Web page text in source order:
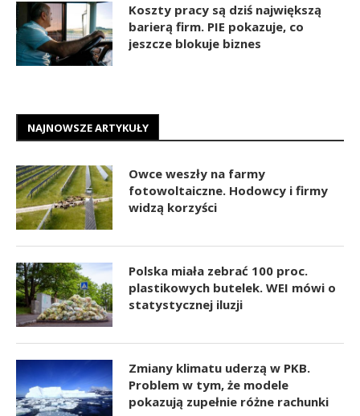
Koszty pracy są dziś największą
barierą firm. PIE pokazuje, co
jeszcze blokuje biznes
NAJNOWSZE ARTYKUŁY
Owce weszły na farmy
fotowoltaiczne. Hodowcy i firmy
widzą korzyści
Polska miała zebrać 100 proc.
plastikowych butelek. WEI mówi o
statystycznej iluzji
Zmiany klimatu uderzą w PKB.
Problem w tym, że modele
pokazują zupełnie różne rachunki